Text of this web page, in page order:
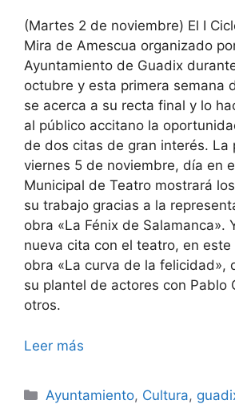
(Martes 2 de noviembre) El I
Mira de Amescua organizado
Ayuntamiento de Guadix
octubre y esta primera semana
se acerca a su recta final y lo
al público accitano la
de dos citas de gran interés. La
viernes 5 de noviembre, día en
Municipal de Teatro mostrará
su trabajo gracias a la
obra «La Fénix de Salamanca».
nueva cita con el teatro, en este
obra «La curva de la felicidad»,
su plantel de actores con Pablo
otros.
Leer más
Categorías
Ayuntamiento, Cultura,